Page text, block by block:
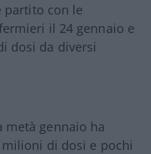
partito con le
il 24 gennaio e
dosi da diversi
metà gennaio ha
di dosi e pochi